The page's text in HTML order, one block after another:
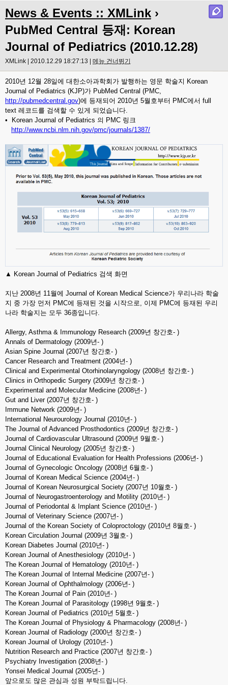
News & Events :: XMLink ›
PubMed Central 등재: Korean
Journal of Pediatrics (2010.12.28)
XMLink | 2010.12.29 18:27:13 | 메뉴 건너뛰기
2010년 12월 28일에 대한소아과학회가 발행하는 영문 학술지 Korean
Journal of Pediatrics (KJP)가 PubMed Central (PMC,
http://pubmedcentral.gov)에 등재되어 2010년 5월호부터 PMC에서 full
text 레코드를 검색할 수 있게 되었습니다.
• Korean Journal of Pediatrics 의 PMC 링크
http://www.ncbi.nlm.nih.gov/pmc/journals/1387/
▲ Korean Journal of Pediatrics 검색 화면
지난 2008년 11월에 Journal of Korean Medical Science가 우리나라 학술
지 중 가장 먼저 PMC에 등재된 것을 시작으로, 이제 PMC에 등재된 우리
나라 학술지는 모두 36종입니다.
Allergy, Asthma & Immunology Research (2009년 창간호- )
Annals of Dermatology (2009년- )
Asian Spine Journal (2007년 창간호- )
Cancer Research and Treatment (2004년- )
Clinical and Experimental Otorhinolaryngology (2008년 창간호- )
Clinics in Orthopedic Surgery (2009년 창간호- )
Experimental and Molecular Medicine (2008년- )
Gut and Liver (2007년 창간호- )
Immune Network (2009년- )
International Neurourology Journal (2010년- )
The Journal of Advanced Prosthodontics (2009년 창간호- )
Journal of Cardiovascular Ultrasound (2009년 9월호- )
Journal Clinical Neurology (2005년 창간호- )
Journal of Educational Evaluation for Health Professions (2006년- )
Journal of Gynecologic Oncology (2008년 6월호- )
Journal of Korean Medical Science (2004년- )
Journal of Korean Neurosurgical Society (2007년 10월호- )
Journal of Neurogastroenterology and Motility (2010년- )
Journal of Periodontal & Implant Science (2010년- )
Journal of Veterinary Science (2007년- )
Journal of the Korean Society of Coloproctology (2010년 8월호- )
Korean Circulation Journal (2009년 3월호- )
Korean Diabetes Journal (2010년- )
Korean Journal of Anesthesiology (2010년- )
The Korean Journal of Hematology (2010년- )
The Korean Journal of Internal Medicine (2007년- )
Korean Journal of Ophthalmology (2006년- )
The Korean Journal of Pain (2010년- )
The Korean Journal of Parasitology (1998년 9월호- )
Korean Journal of Pediatrics (2010년 5월호- )
The Korean Journal of Physiology & Pharmacology (2008년- )
Korean Journal of Radiology (2000년 창간호- )
Korean Journal of Urology (2010년- )
Nutrition Research and Practice (2007년 창간호- )
Psychiatry Investigation (2008년- )
Yonsei Medical Journal (2005년- )
앞으로도 많은 관심과 성원 부탁드립니다.